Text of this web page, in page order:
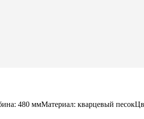
480 ммМатериал: кварцевый